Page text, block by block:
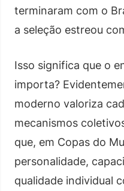
terminaram com o
a seleção estreou
Isso significa que o
importa?
moderno valoriza
mecanismos
que, em Copas do
personalidade,
qualidade individual